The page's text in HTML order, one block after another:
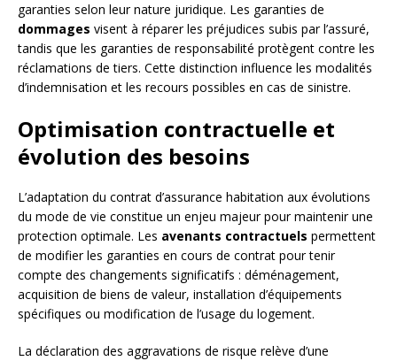
garanties selon leur nature juridique. Les garanties de
dommages visent à réparer les préjudices subis par l’assuré,
tandis que les garanties de responsabilité protègent contre les
réclamations de tiers. Cette distinction influence les modalités
d’indemnisation et les recours possibles en cas de sinistre.
Optimisation contractuelle et
évolution des besoins
L’adaptation du contrat d’assurance habitation aux évolutions
du mode de vie constitue un enjeu majeur pour maintenir une
protection optimale. Les avenants contractuels permettent
de modifier les garanties en cours de contrat pour tenir
compte des changements significatifs : déménagement,
acquisition de biens de valeur, installation d’équipements
spécifiques ou modification de l’usage du logement.
La déclaration des aggravations de risque relève d’une